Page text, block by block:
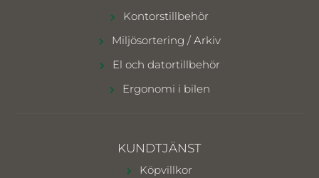
Kontorstillbehör
Miljösortering / Arkiv
El och datortillbehör
Ergonomi i bilen
KUNDTJÄNST
Köpvillkor